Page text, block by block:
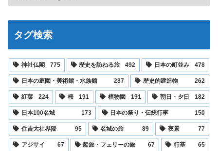
タグ検索
神社仏閣 775 歴史を訪ねる旅 492 日本の町並み 478
日本の庭園・美術館・水族館 287 歴史的建造物 262
紅葉 224 桜 191 植物園 191 朝日・夕日 182
日本100名城 173 日本の祭り・伝統行事 150
住吉大社界隈 95 名城の旅 89 夜景 77
アジサイ 67 船旅・フェリーの旅 67 行基 65